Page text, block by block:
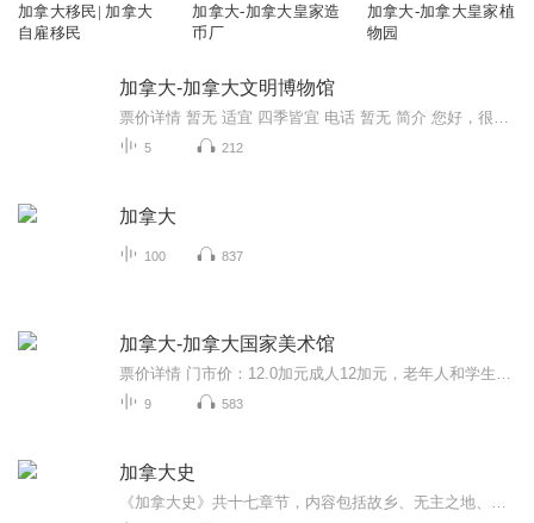
加拿大移民| 加拿大
自雇移民
加拿大-加拿大皇家造
币厂
加拿大-加拿大皇家植
物园
加拿大-加拿大文明博物馆
5 212
加拿大
100 837
加拿大-加拿大国家美术馆
9 583
加拿大史